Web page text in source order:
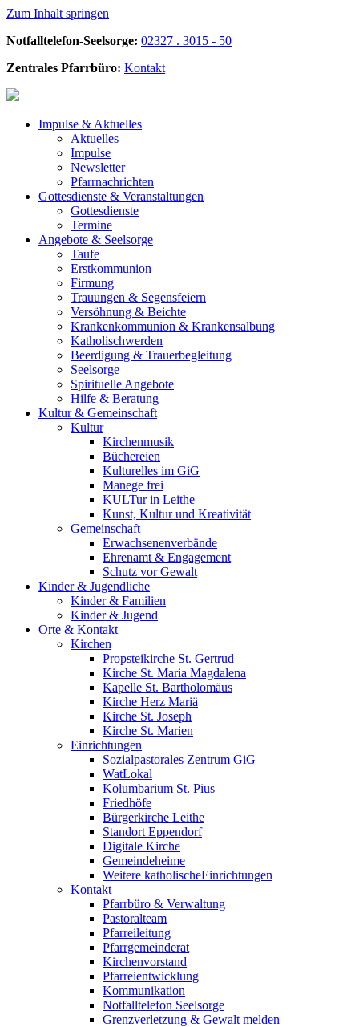
Zum Inhalt springen
Notfalltelefon-Seelsorge: 02327 . 3015 - 50
Zentrales Pfarrbüro: Kontakt
Impulse & Aktuelles
Aktuelles
Impulse
Newsletter
Pfarrnachrichten
Gottesdienste & Veranstaltungen
Gottesdienste
Termine
Angebote & Seelsorge
Taufe
Erstkommunion
Firmung
Trauungen & Segensfeiern
Versöhnung & Beichte
Krankenkommunion & Krankensalbung
Katholischwerden
Beerdigung & Trauerbegleitung
Seelsorge
Spirituelle Angebote
Hilfe & Beratung
Kultur & Gemeinschaft
Kultur
Kirchenmusik
Büchereien
Kulturelles im GiG
Manege frei
KULTur in Leithe
Kunst, Kultur und Kreativität
Gemeinschaft
Erwachsenenverbände
Ehrenamt & Engagement
Schutz vor Gewalt
Kinder & Jugendliche
Kinder & Familien
Kinder & Jugend
Orte & Kontakt
Kirchen
Propsteikirche St. Gertrud
Kirche St. Maria Magdalena
Kapelle St. Bartholomäus
Kirche Herz Mariä
Kirche St. Joseph
Kirche St. Marien
Einrichtungen
Sozialpastorales Zentrum GiG
WatLokal
Kolumbarium St. Pius
Friedhöfe
Bürgerkirche Leithe
Standort Eppendorf
Digitale Kirche
Gemeindeheime
Weitere katholische­­Einrichtungen
Kontakt
Pfarrbüro & Verwaltung
Pastoralteam
Pfarreileitung
Pfarrgemeinderat
Kirchenvorstand
Pfarreientwicklung
Kommunikation
Notfalltelefon Seelsorge
Grenzverletzung & Gewalt melden